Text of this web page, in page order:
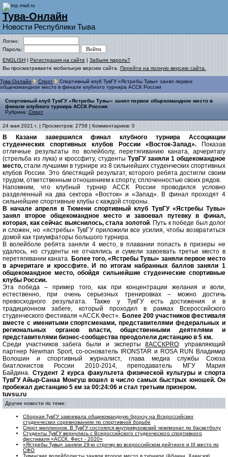
Тува-Онлайн
Новости Республики Тыва
Логин:
Пароль:
ENGLISH | Регистрация на сайте | Забыли пароль?
Вы просматриваете мобильную версию сайта. Перейти на полную версию сайта.
Тува-Онлайн Спорт
Спортивный клуб ТувГУ «Ястребы Тувы» занял первое
общекомандное место в финале клубного турнира АССК России
Спортивный клуб ТувГУ «Ястребы Тувы» занял первое общекомандное место в
финале клубного турнира АССК России
Рубрика: Спорт
24 мая 2021 г. | Просмотров: 2758 | Комментариев: 0
В Казани завершился финал клубного турнира Ассоциации
студенческих спортивных клубов России «Восток-Запад».
Показав
отличные результаты по волейболу, перетягиванию каната, арчеритагу
(стрельба из лука) и кроссфиту, студенты ТувГУ заняли 1 общекомандное
место, стали лучшими в турнире из 8 сильнейших студенческих спортивных
клубов России. Это блестящий результат, которого ребята достигли своим
трудом, ответственным отношением к спорту, сплоченностью своих рядов.
Напомним, что клубный турнир АССК России проводился условно
разделенный на два сектора «Восток» и «Запад». В финал проходят 4
сильнейшие спортивные клубы с каждой стороны.
В начале апреля в Тюмени спортивный клуб ТувГУ «Ястребы Тувы»
занял второе общекомандное место и завоевал путевку в финал,
которая, как сейчас выяснилось, стала золотой. Путь к победе был долог
и сложен, но «ястребы» ТувГУ приложили все усилия, чтобы возвратиться
домой как триумфаторы большого турнира.
В волейболе ребята заняли 4 место, в плавании попасть в призеры не
удалось, но студенты не отчаялись и сумели завоевать третье место в
перетягивании каната. Более того, «Ястребы Тувы» заняли первое место
в арчеритаге и кроссфите. И по итогам набранных баллов заняли 1
общекомандное место, обойдя сильнейшие студенческие спортивные
клубы России.
Эта победа – пример того, как при концентрации желания и воли,
естественно, при очень серьезных тренировках – можно достичь
превосходного результата. Также у ТувГУ есть достижения и в
традиционном забеге, который проходил в рамках Всероссийского
студенческого фестиваля «АССК.Фест». Более 200 участников фестиваля
вместе с именитыми спортсменами,представителями федеральных и
региональных органов власти, общественными деятелями и
представителями бизнес-сообщества преодолели дистанцию в 5 км.
Среди участников забега были и эксперты#АССКPRO: управляющий
партнер Newman Sport, со-основатель IRONSTAR и ROSA RUN Владимир
Волошин и спортивный журналист, глава медиа службы Союза
биатлонистов России 2010-2014, преподаватель МГУ
Мария
Байдина. Студент 2 курса факультета физической культуры и спорта
ТувГУ Айыр-Санаа Монгуш вошел в число самых быстрых юношей. Он
пробежал дистанцию 5 км за 00:24:06 и стал третьим призером.
tuvsu.ru
Другие новости по теме:
Сборная ТувГУ завоевала общекомандную бронзу на Всероссийских
студенческих соревнованиях по спортивной борьбе
Спорт миллионов. В ТувГУ состоялся внутривузовский чемпионат по баскетболу
Студенты ТувГУ вернулись с Всероссийского студенческого спортивного
фестиваля «АССК. Фест - 2020»
«Ястребы Тувы» заняли 29-ю строчку во всероссийском рейтинге и III место по
СФО